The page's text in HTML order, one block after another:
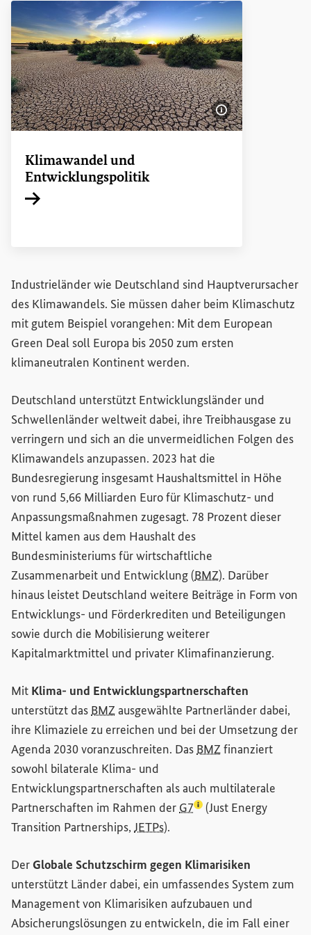
Klimawandel und
Entwicklungspolitik
Industrieländer wie Deutschland sind Hauptverursacher
des Klimawandels. Sie müssen daher beim Klimaschutz
mit gutem Beispiel vorangehen: Mit dem European
Green Deal soll Europa bis 2050 zum ersten
klimaneutralen Kontinent werden.
Deutschland unterstützt Entwicklungsländer und
Schwellenländer weltweit dabei, ihre Treibhausgase zu
verringern und sich an die unvermeidlichen Folgen des
Klimawandels anzupassen. 2023 hat die
Bundesregierung insgesamt Haushaltsmittel in Höhe
von rund 5,66 Milliarden Euro für Klimaschutz- und
Anpassungsmaßnahmen zugesagt. 78 Prozent dieser
Mittel kamen aus dem Haushalt des
Bundesministeriums für wirtschaftliche
Zusammenarbeit und Entwicklung (BMZ). Darüber
hinaus leistet Deutschland weitere Beiträge in Form von
Entwicklungs- und Förderkrediten und Beteiligungen
sowie durch die Mobilisierung weiterer
Kapitalmarktmittel und privater Klimafinanzierung.
Mit Klima- und Entwicklungspartnerschaften
unterstützt das BMZausgewählte Partnerländer dabei,
ihre Klimaziele zu erreichen und bei der Umsetzung der
Agenda 2030 voranzuschreiten. Das BMZfinanziert
sowohl bilaterale Klima- und
Entwicklungspartnerschaften als auch multilaterale
Partnerschaften im Rahmen der G7(Lexikon-Eintrag zum
(Just Energy
Transition Partnerships, JETPs).
Der Globale Schutzschirm gegen Klimarisiken
unterstützt Länder dabei, ein umfassendes System zum
Management von Klimarisiken aufzubauen und
Absicherungslösungen zu entwickeln, die im Fall einer